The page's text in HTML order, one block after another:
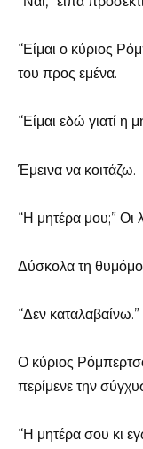
“Είμαι ο κύριος
του προς εμένα.
“Είμαι εδώ γιατί η
Έμεινα να κοιτάζω.
“Η μητέρα μου;” Οι
Δύσκολα τη
“Δεν καταλαβαίνω.”
Ο κύριος
περίμενε την
“Η μητέρα σου κι